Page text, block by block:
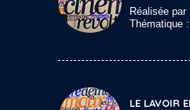
Réalisée par
Thématique :
LE LAVOIR